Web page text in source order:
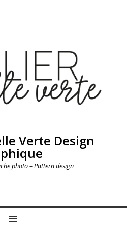
Verte Design
photo – Pattern design
MENU